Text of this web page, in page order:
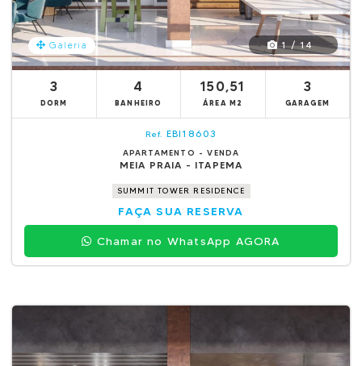
Galeria 1 / 14
3
DORM
4
BANHEIRO
150,51
ÁREA M2
3
GARAGEM
Ref. EBI18603
APARTAMENTO - VENDA
MEIA PRAIA - ITAPEMA
SUMMIT TOWER RESIDENCE
FAÇA SUA RESERVA
Chamar no WhatsApp AGORA